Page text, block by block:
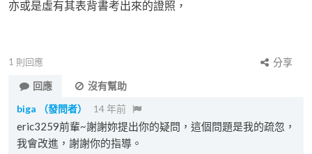
亦或是虛有其表背書考出來的證照，
1 則回應
分享
回應
沒有幫助
biga
（發問者） 14 年前
eric3259前輩~謝謝妳提出你的疑問，這個問題是我的疏忽，
我會改進，謝謝你的指導。